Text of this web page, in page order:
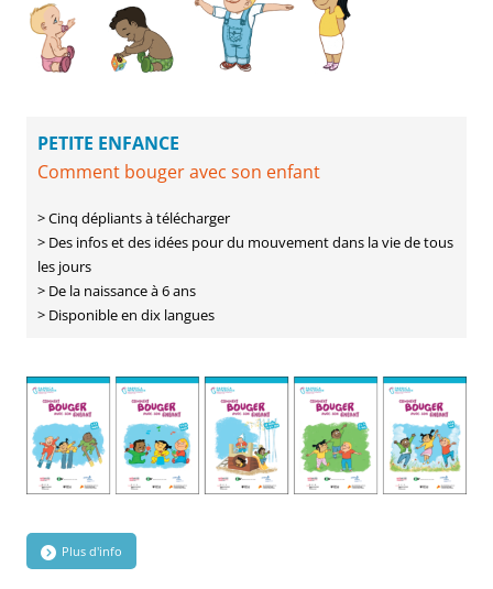
PETITE ENFANCE
Comment bouger avec son enfant
> Cinq dépliants à télécharger
> Des infos et des idées pour du mouvement dans la vie de tous
les jours
> De la naissance à 6 ans
> Disponible en dix langues
Plus d'info